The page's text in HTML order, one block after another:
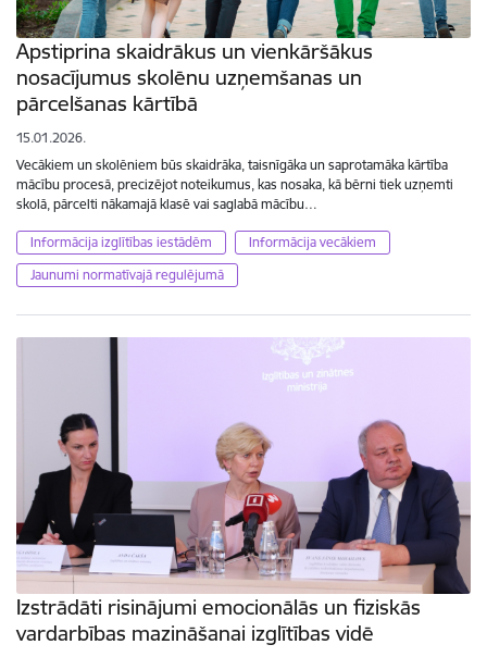
Apstiprina skaidrākus un vienkāršākus
nosacījumus skolēnu uzņemšanas un
pārcelšanas kārtībā
15.01.2026.
Vecākiem un skolēniem būs skaidrāka, taisnīgāka un saprotamāka kārtība
mācību procesā, precizējot noteikumus, kas nosaka, kā bērni tiek uzņemti
skolā, pārcelti nākamajā klasē vai saglabā mācību…
Informācija izglītības iestādēm
Informācija vecākiem
Jaunumi normatīvajā regulējumā
Izstrādāti risinājumi emocionālās un fiziskās
vardarbības mazināšanai izglītības vidē